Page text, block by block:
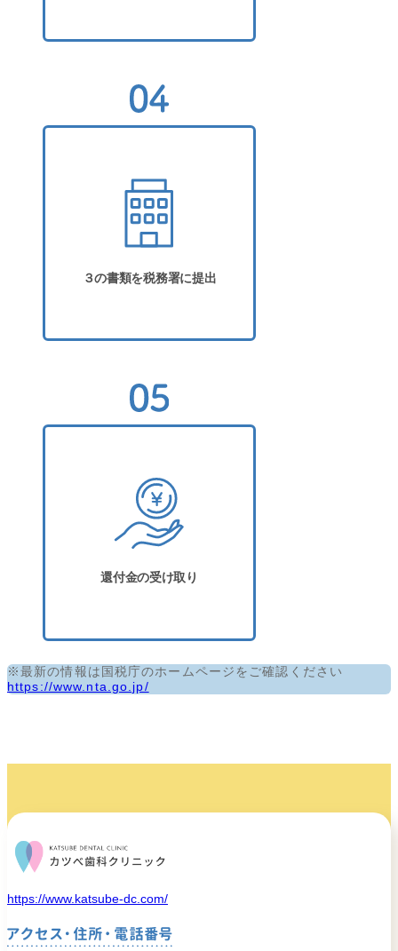
３の書類を税務署に提出
還付金の受け取り
※最新の情報は国税庁のホームページをご確認ください
https://www.nta.go.jp/
https://www.katsube-dc.com/